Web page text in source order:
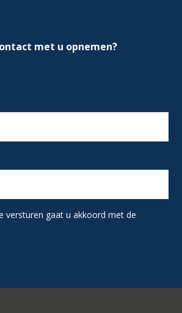
met u opnemen?
versturen gaat u akkoord met de